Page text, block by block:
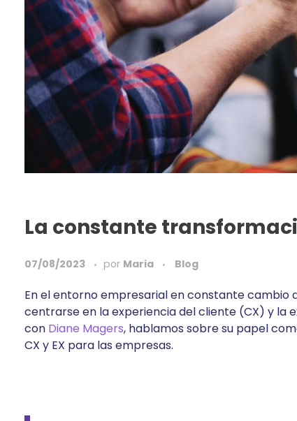
La constante
07/08/2023 por Maria Blog
En el entorno empresarial en constante cambio
centrarse en la experiencia del cliente (CX) y la
con Diane Magers, hablamos sobre su papel
CX y EX para las empresas.